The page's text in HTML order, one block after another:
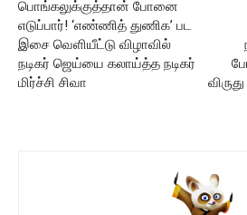
பொங்கலுக்குத்தான் போனை
எடுப்பார்! ‘எண்ணித் துணிக’ பட
இசை வெளியீட்டு விழாவில்
நடிகர் ஜெய்யை கலாய்த்த நடிகர்
மிர்ச்சி சிவா